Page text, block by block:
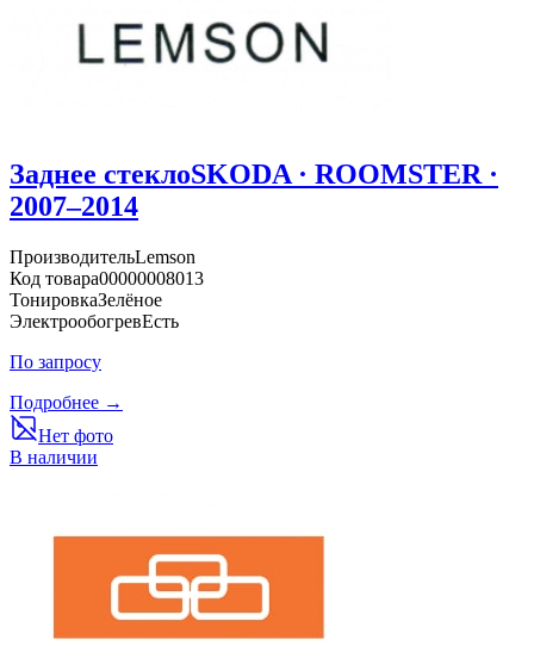
Заднее стеклоSKODA · ROOMSTER ·
2007–2014
ПроизводительLemson
Код товара00000008013
ТонировкаЗелёное
ЭлектрообогревЕсть
По запросу
Подробнее →
Нет фото
В наличии